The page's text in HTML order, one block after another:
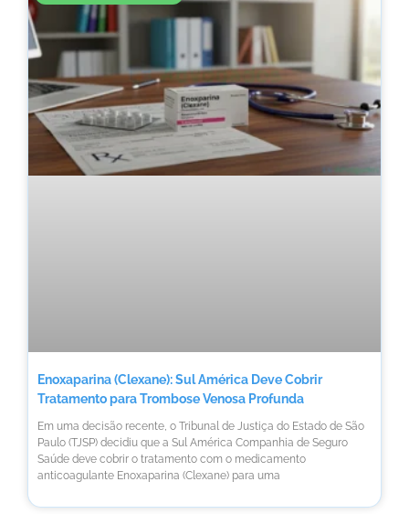
Enoxaparina (Clexane): Sul América Deve Cobrir
Tratamento para Trombose Venosa Profunda
Em uma decisão recente, o Tribunal de Justiça do Estado de São
Paulo (TJSP) decidiu que a Sul América Companhia de Seguro
Saúde deve cobrir o tratamento com o medicamento
anticoagulante Enoxaparina (Clexane) para uma